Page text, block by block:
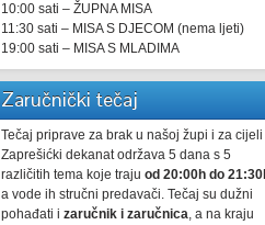
10:00 sati – ŽUPNA MISA
11:30 sati – MISA S DJECOM (nema ljeti)
19:00 sati – MISA S MLADIMA
Zaručnički tečaj
Tečaj priprave za brak u našoj župi i za cijeli
Zaprešićki dekanat održava 5 dana s 5
različitih tema koje traju od 20:00h do
a vode ih stručni predavači. Tečaj su dužni
pohađati i zaručnik i zaručnica, a na kraju